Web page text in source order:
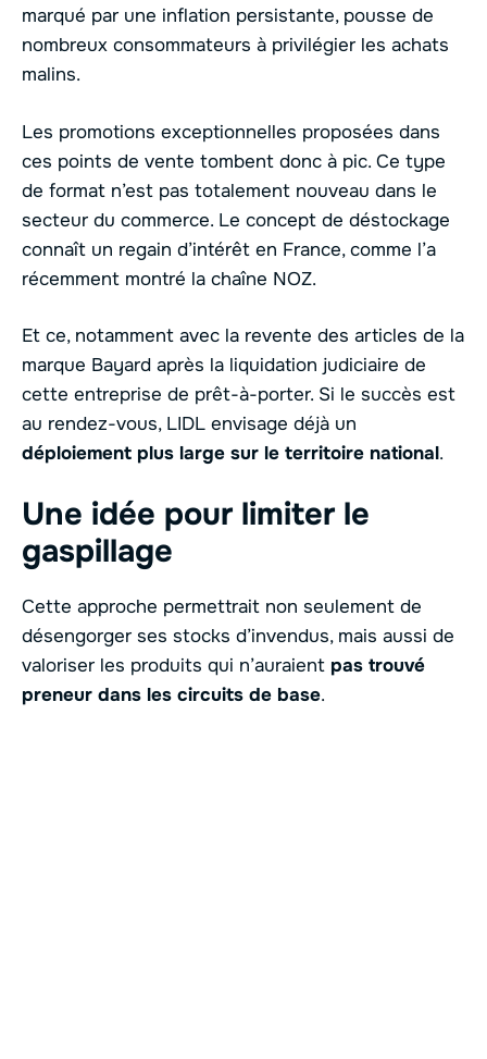
marqué par une inflation persistante, pousse de
nombreux consommateurs à privilégier les achats
malins.
Les promotions exceptionnelles proposées dans
ces points de vente tombent donc à pic. Ce type
de format n’est pas totalement nouveau dans le
secteur du commerce. Le concept de déstockage
connaît un regain d’intérêt en France, comme l’a
récemment montré la chaîne NOZ.
Et ce, notamment avec la revente des articles de la
marque Bayard après la liquidation judiciaire de
cette entreprise de prêt-à-porter. Si le succès est
au rendez-vous, LIDL envisage déjà un
déploiement plus large sur le territoire national.
Une idée pour limiter le
gaspillage
Cette approche permettrait non seulement de
désengorger ses stocks d’invendus, mais aussi de
valoriser les produits qui n’auraient pas trouvé
preneur dans les circuits de base.